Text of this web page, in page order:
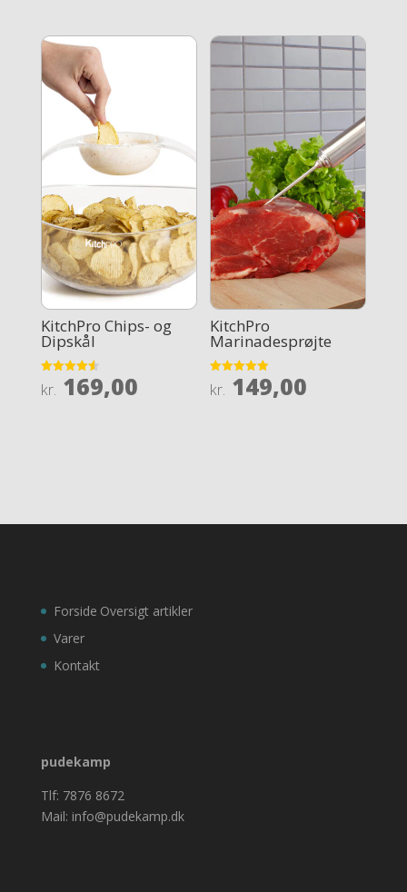
KitchPro Chips- og
Dipskål
Rated
4.6
kr. 169,00
KitchPro
Marinadesprøjte
Rated
5
kr. 149,00
Forside
Varer
Kontakt
Oversigt artikler
pudekamp
Tlf: 7876 8672
Mail: info@pudekamp.dk